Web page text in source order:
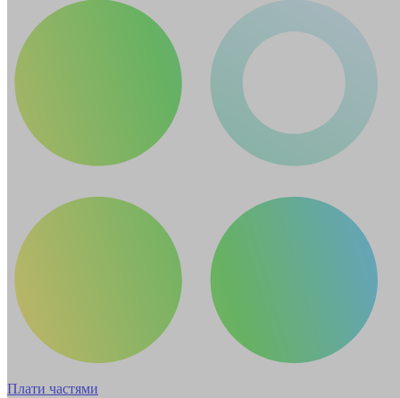
Плати частями